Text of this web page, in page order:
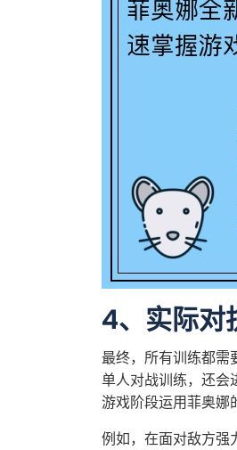
4、实际对
最终，所有训练都需
单人对战训练，还会
游戏阶段运用菲奥娜
例如，在面对敌方强